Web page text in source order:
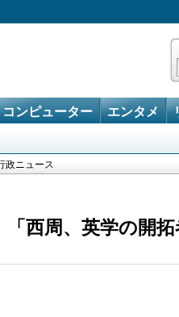
コンピューター エンタメ
政ニュース
西周、英学の開